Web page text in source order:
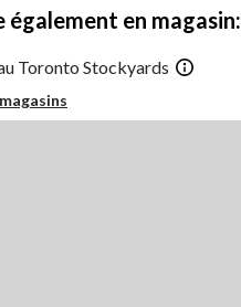
également en magasin:
Toronto Stockyards